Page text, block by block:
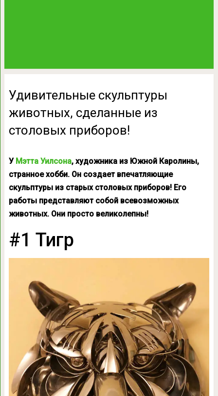
Удивительные скульптуры
животных, сделанные из
столовых приборов!
У Мэтта Уилсона, художника из Южной Каролины,
странное хобби. Он создает впечатляющие
скульптуры из старых столовых приборов! Его
работы представляют собой всевозможных
животных. Они просто великолепны!
#1 Тигр